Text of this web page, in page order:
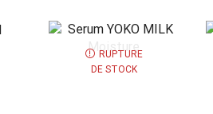
RUPTURE
DE STOCK